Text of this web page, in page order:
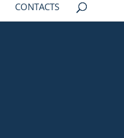
CONTACTS